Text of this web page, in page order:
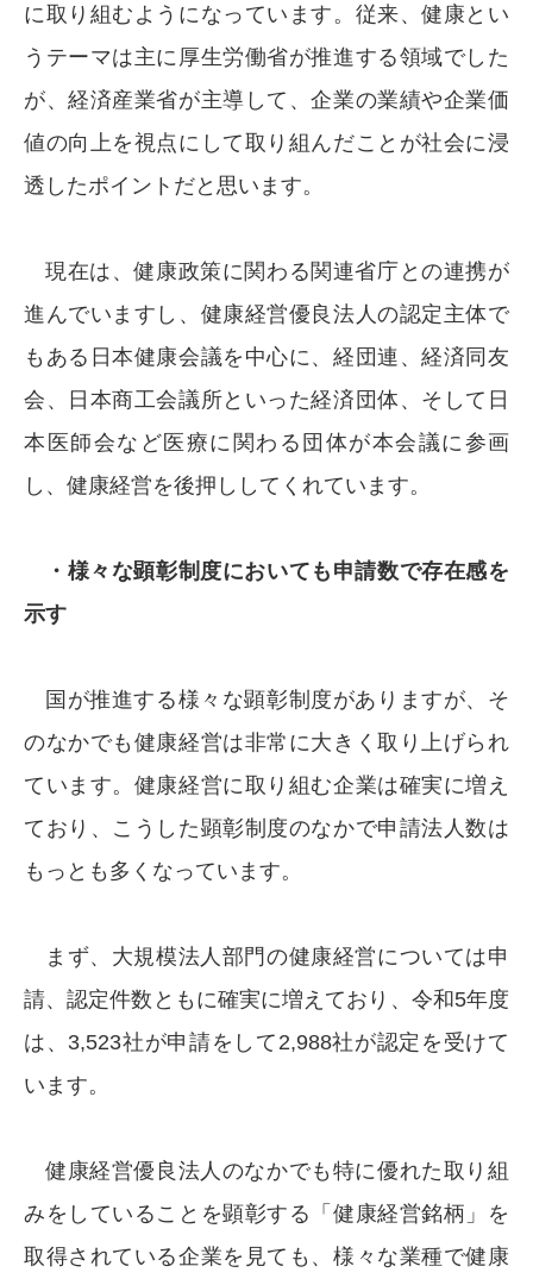
に取り組むようになっています。従来、健康とい
うテーマは主に厚生労働省が推進する領域でした
が、経済産業省が主導して、企業の業績や企業価
値の向上を視点にして取り組んだことが社会に浸
透したポイントだと思います。
現在は、健康政策に関わる関連省庁との連携が
進んでいますし、健康経営優良法人の認定主体で
もある日本健康会議を中心に、経団連、経済同友
会、日本商工会議所といった経済団体、そして日
本医師会など医療に関わる団体が本会議に参画
し、健康経営を後押ししてくれています。
・様々な顕彰制度においても申請数で存在感を
示す
国が推進する様々な顕彰制度がありますが、そ
のなかでも健康経営は非常に大きく取り上げられ
ています。健康経営に取り組む企業は確実に増え
ており、こうした顕彰制度のなかで申請法人数は
もっとも多くなっています。
まず、大規模法人部門の健康経営については申
請、認定件数ともに確実に増えており、令和5年度
は、3,523社が申請をして2,988社が認定を受けて
います。
健康経営優良法人のなかでも特に優れた取り組
みをしていることを顕彰する「健康経営銘柄」を
取得されている企業を見ても、様々な業種で健康